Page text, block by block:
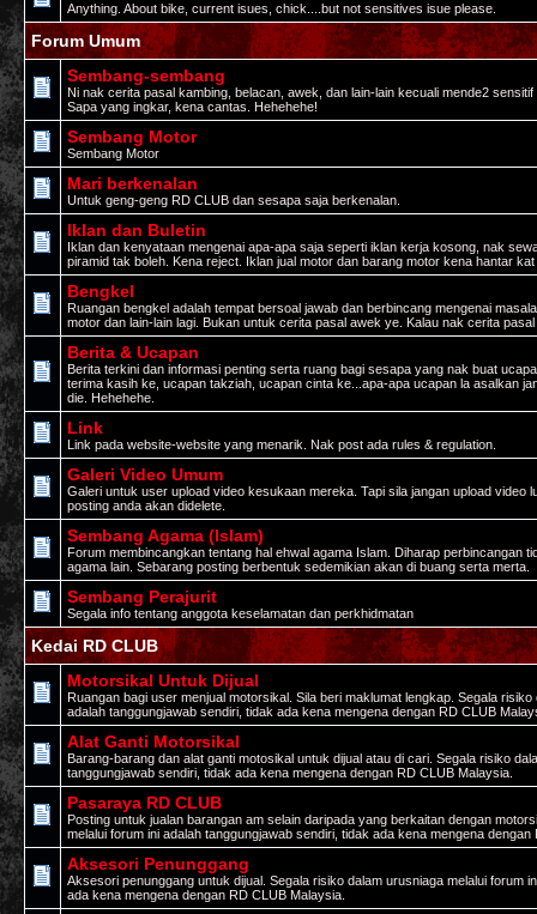
Anything. About bike, current isues, chick....but not sensitives isue please.
Forum Umum
Sembang-sembang
Ni nak cerita pasal kambing, belacan, awek, dan lain-lain kecuali mende2
Sapa yang ingkar, kena cantas. Hehehehe!
Sembang Motor
Sembang Motor
Mari berkenalan
Untuk geng-geng RD CLUB dan sesapa saja berkenalan.
Iklan dan Buletin
Iklan dan kenyataan mengenai apa-apa saja seperti iklan kerja kosong, nak
piramid tak boleh. Kena reject. Iklan jual motor dan barang motor kena hantar
Bengkel
Ruangan bengkel adalah tempat bersoal jawab dan berbincang mengenai
motor dan lain-lain lagi. Bukan untuk cerita pasal awek ye. Kalau nak cerita
Berita & Ucapan
Berita terkini dan informasi penting serta ruang bagi sesapa yang nak buat
terima kasih ke, ucapan takziah, ucapan cinta ke...apa-apa ucapan la asalkan
die. Hehehehe.
Link
Link pada website-website yang menarik. Nak post ada rules & regulation.
Galeri Video Umum
Galeri untuk user upload video kesukaan mereka. Tapi sila jangan upload video
posting anda akan didelete.
Sembang Agama (Islam)
Forum membincangkan tentang hal ehwal agama Islam. Diharap perbincangan
agama lain. Sebarang posting berbentuk sedemikian akan di buang serta merta.
Sembang Perajurit
Segala info tentang anggota keselamatan dan perkhidmatan
Kedai RD CLUB
Motorsikal Untuk Dijual
Ruangan bagi user menjual motorsikal. Sila beri maklumat lengkap. Segala
adalah tanggungjawab sendiri, tidak ada kena mengena dengan RD CLUB
Alat Ganti Motorsikal
Barang-barang dan alat ganti motosikal untuk dijual atau di cari. Segala risiko
tanggungjawab sendiri, tidak ada kena mengena dengan RD CLUB Malaysia.
Pasaraya RD CLUB
Posting untuk jualan barangan am selain daripada yang berkaitan dengan
melalui forum ini adalah tanggungjawab sendiri, tidak ada kena mengena dengan
Aksesori Penunggang
Aksesori penunggang untuk dijual. Segala risiko dalam urusniaga melalui forum
ada kena mengena dengan RD CLUB Malaysia.